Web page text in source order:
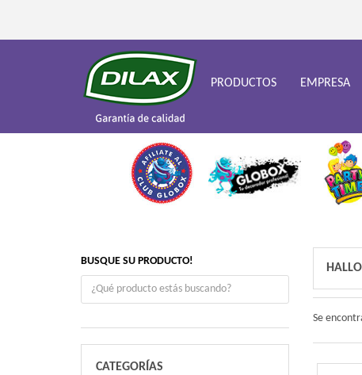
PRODUCTOS EMPRESA
BUSQUE SU PRODUCTO!
CATEGORÍAS
Se